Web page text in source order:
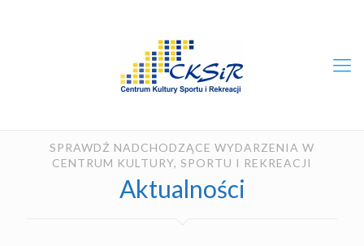
SPRAWDŹ NADCHODZĄCE WYDARZENIA W
CENTRUM KULTURY, SPORTU I REKREACJI
Aktualności